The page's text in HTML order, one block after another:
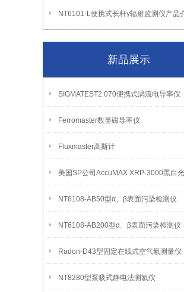
NT6101-L便携式长杆γ辐射监测仪产品
新品展示
SIGMATEST2.070便携式涡流电导率仪
Ferromaster数显磁导率仪
Fluxmaster高斯计
美国SP公司AccuMAX XRP-3000黑白
NT6108-AB50型α、β表面污染检测仪
NT6108-AB200型α、β表面污染检测仪
Radon-D43型固定在线式空气氡测量仪
NT8280型泵吸式静电法测氡仪